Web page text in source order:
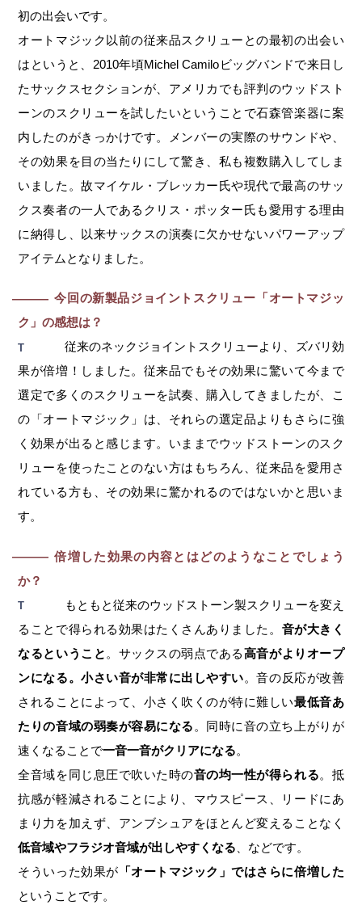
初の出会いです。
オートマジック以前の従来品スクリューとの最初の出会い
はというと、2010年頃Michel Camiloビッグバンドで来日し
たサックスセクションが、アメリカでも評判のウッドスト
ーンのスクリューを試したいということで石森管楽器に案
内したのがきっかけです。メンバーの実際のサウンドや、
その効果を目の当たりにして驚き、私も複数購入してしま
いました。故マイケル・ブレッカー氏や現代で最高のサッ
クス奏者の一人であるクリス・ポッター氏も愛用する理由
に納得し、以来サックスの演奏に欠かせないパワーアップ
アイテムとなりました。
― 今回の新製品ジョイントスクリュー「オートマジッ
ク」の感想は？
T
従来のネックジョイントスクリューより、ズバリ効
果が倍増！しました。従来品でもその効果に驚いて今まで
選定で多くのスクリューを試奏、購入してきましたが、こ
の「オートマジック」は、それらの選定品よりもさらに強
く効果が出ると感じます。いままでウッドストーンのスク
リューを使ったことのない方はもちろん、従来品を愛用さ
れている方も、その効果に驚かれるのではないかと思いま
す。
― 倍増した効果の内容とはどのようなことでしょう
か？
T
もともと従来のウッドストーン製スクリューを変え
ることで得られる効果はたくさんありました。 音が大きく
なるということ 。サックスの弱点である高音がよりオープ
ンになる。小さい音が非常に出しやすい。音の反応が改善
されることによって、小さく吹くのが特に難しい最低音あ
たりの音域の弱奏が容易になる 。同時に音の立ち上がりが
速くなることで一音一音がクリアになる。
全音域を同じ息圧で吹いた時の音の均一性が得られる。抵
抗感が軽減されることにより、マウスピース、リードにあ
まり力を加えず、アンブシュアをほとんど変えることなく
低音域やフラジオ音域が出しやすくなる 、などです。
そういった効果が 「オートマジック」ではさらに倍増した
ということです。